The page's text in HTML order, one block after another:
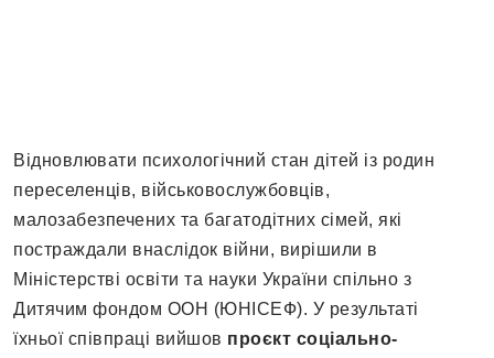
Відновлювати психологічний стан дітей із родин
переселенців, військовослужбовців,
малозабезпечених та багатодітних сімей, які
постраждали внаслідок війни, вирішили в
Міністерстві освіти та науки України спільно з
Дитячим фондом ООН (ЮНІСЕФ). У результаті
їхньої співпраці вийшов проєкт соціально-